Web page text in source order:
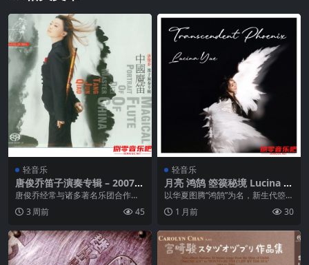
轻音乐
唐俊乔笛子演奏专辑 – 2007年
SACD系列 – 中国魔笛 dsf
唐俊乔经常与诸多著名乐团合作，
包括：伦敦交响乐团、法国国家交
响乐团、汉堡交响乐团...
3 周前 45
轻音乐
月亮 鸿鹄 箜篌秘境 Lucina Y
ue – Transcendent Phoenix
FLAC qobuz
以华夏图腾“鸿鹄”为名，新生代箜篌
演奏家月亮（Lucina Yue）匠心打
造。格...
1 月前 30